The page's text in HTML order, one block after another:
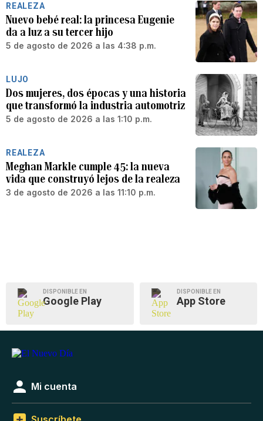
REALEZA
Nuevo bebé real: la princesa Eugenie
da a luz a su tercer hijo
5 de agosto de 2026 a las 4:38 p.m.
LUJO
Dos mujeres, dos épocas y una historia
que transformó la industria automotriz
5 de agosto de 2026 a las 1:10 p.m.
REALEZA
Meghan Markle cumple 45: la nueva
vida que construyó lejos de la realeza
3 de agosto de 2026 a las 11:10 p.m.
DISPONIBLE EN
Google Play
DISPONIBLE EN
App Store
Mi cuenta